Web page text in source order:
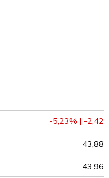
-5,23% | -2,42
43,88
43,96